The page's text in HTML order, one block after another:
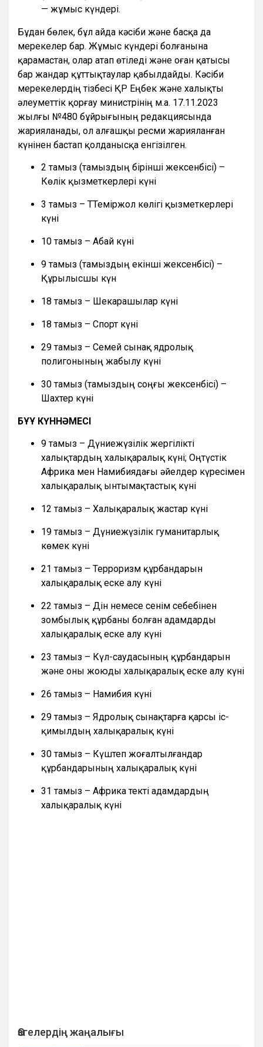
— жұмыс күндері.
Бұдан бөлек, бұл айда кәсіби және басқа да
мерекелер бар. Жұмыс күндері болғанына
қарамастан, олар атап өтіледі және оған қатысы
бар жандар құттықтаулар қабылдайды. Кәсіби
мерекелердің тізбесі ҚР Еңбек және халықты
әлеуметтік қорғау министрінің м.а. 17.11.2023
жылғы №480 бұйрығының редакциясында
жарияланады, ол алғашқы ресми жарияланған
күнінен бастап қолданысқа енгізілген.
2 тамыз (тамыздың бірінші жексенбісі) –
Көлік қызметкерлері күні
3 тамыз – ТТеміржол көлігі қызметкерлері
күні
10 тамыз – Абай күні
9 тамыз (тамыздың екінші жексенбісі) –
Құрылысшы күн
18 тамыз – Шекарашылар күні
18 тамыз – Спорт күні
29 тамыз – Семей сынақ ядролық
полигонының жабылу күні
30 тамыз (тамыздың соңғы жексенбісі) –
Шахтер күні
БҰҰ КҮННӘМЕСІ
9 тамыз – Дүниежүзілік жергілікті
халықтардың халықаралық күні; Оңтүстік
Африка мен Намибиядағы әйелдер күресімен
халықаралық ынтымақтастық күні
12 тамыз – Халықаралық жастар күні
19 тамыз – Дүниежүзілік гуманитарлық
көмек күні
21 тамыз – Терроризм құрбандарын
халықаралық еске алу күні
22 тамыз – Дін немесе сенім себебінен
зомбылық құрбаны болған адамдарды
халықаралық еске алу күні
23 тамыз – Күл-саудасының құрбандарын
және оны жоюды халықаралық еске алу күні
26 тамыз – Намибия күні
29 тамыз – Ядролық сынақтарға қарсы іс-
қимылдың халықаралық күні
30 тамыз – Күштеп жоғалтылғандар
құрбандарының халықаралық күні
31 тамыз – Африка текті адамдардың
халықаралық күні